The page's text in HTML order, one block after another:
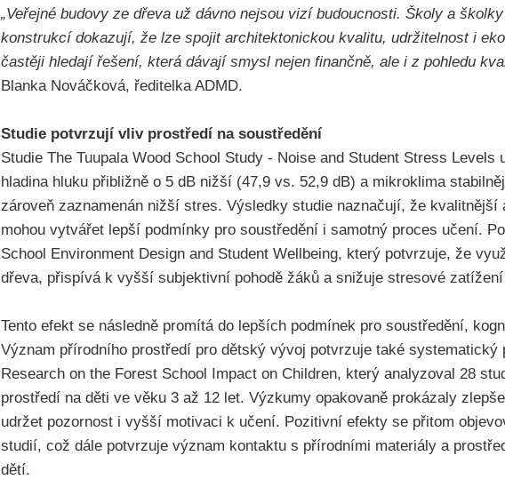
„Veřejné budovy ze dřeva už dávno nejsou vizí budoucnosti. Školy a
konstrukcí dokazují, že lze spojit architektonickou kvalitu, udržitelnost i
častěji hledají řešení, která dávají smysl nejen finančně, ale i z pohledu
Blanka Nováčková, ředitelka ADMD.
Studie potvrzují vliv prostředí na soustředění
Studie The Tuupala Wood School Study - Noise and Student Stress
hladina hluku přibližně o 5 dB nižší (47,9 vs. 52,9 dB) a mikroklima
zároveň zaznamenán nižší stres. Výsledky studie naznačují, že
mohou vytvářet lepší podmínky pro soustředění i samotný proces učení.
School Environment Design and Student Wellbeing, který potvrzuje, že
dřeva, přispívá k vyšší subjektivní pohodě žáků a snižuje stresové
Tento efekt se následně promítá do lepších podmínek pro soustředění,
Význam přírodního prostředí pro dětský vývoj potvrzuje také systematický
Research on the Forest School Impact on Children, který analyzoval 28
prostředí na děti ve věku 3 až 12 let. Výzkumy opakovaně prokázaly
udržet pozornost i vyšší motivaci k učení. Pozitivní efekty se přitom
studií, což dále potvrzuje význam kontaktu s přírodními materiály a
dětí.